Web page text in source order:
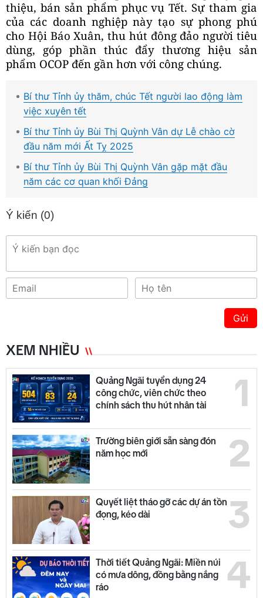
thiệu, bán sản phẩm phục vụ Tết. Sự tham gia
của các doanh nghiệp này tạo sự phong phú
cho Hội Báo Xuân, thu hút đông đảo người tiêu
dùng, góp phần thúc đẩy thương hiệu sản
phẩm OCOP đến gần hơn với công chúng.
Bí thư Tỉnh ủy thăm, chúc Tết người lao động làm
việc xuyên tết
Bí thư Tỉnh ủy Bùi Thị Quỳnh Vân dự Lễ chào cờ
đầu năm mới Ất Tỵ 2025
Bí thư Tỉnh ủy Bùi Thị Quỳnh Vân gặp mặt đầu
năm các cơ quan khối Đảng
Ý kiến (0)
Gửi
XEM NHIỀU
1
Quảng Ngãi tuyển dụng 24
công chức, viên chức theo
chính sách thu hút nhân tài
2
Trường biên giới sẵn sàng đón
năm học mới
3
Quyết liệt tháo gỡ các dự án tồn
đọng, kéo dài
4
Thời tiết Quảng Ngãi: Miền núi
có mưa dông, đồng bằng nắng
ráo